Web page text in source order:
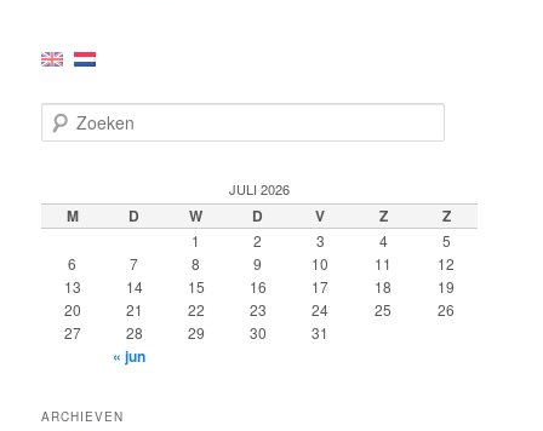
o
e
n
JULI 2026
M D W D V Z Z
1 2 3 4
5
6
7 8 9 10 11
12
13
14 15 16 17 18
19
20
21 22 23 24 25
26
27
28 29 30 31
« jun
ARCHIEVEN